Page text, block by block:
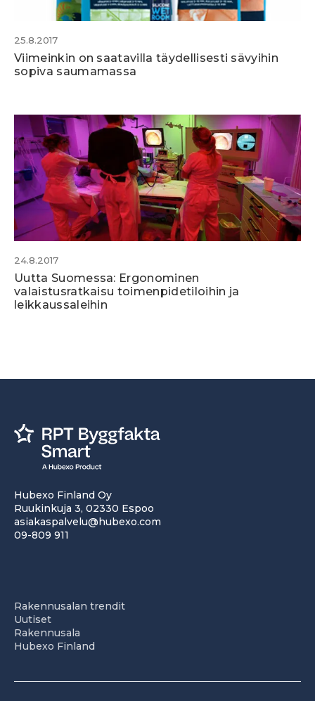
25.8.2017
Viimeinkin on saatavilla täydellisesti sävyihin
sopiva saumamassa
24.8.2017
Uutta Suomessa: Ergonominen
valaistusratkaisu toimenpidetiloihin ja
leikkaussaleihin
Hubexo Finland Oy
Ruukinkuja 3, 02330 Espoo
asiakaspalvelu@hubexo.com
09-809 911
Rakennusalan trendit
Uutiset
Rakennusala
Hubexo Finland